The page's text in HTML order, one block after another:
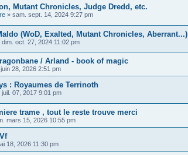
Mutant Chronicles, Judge Dredd, etc.
» sam. sept. 14, 2024 9:27 pm
(WoD, Exalted, Mutant Chronicles, Aberrant...)
dim. oct. 27, 2024 11:02 pm
/ Arland - book of magic
28, 2026 2:51 pm
: Royaumes de Terrinoth
juil. 07, 2017 9:01 pm
trame , tout le reste trouve merci
mars 15, 2026 10:55 pm
18, 2026 11:30 pm